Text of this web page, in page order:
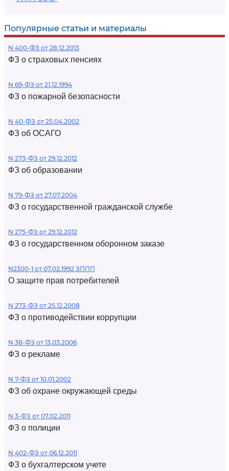
Популярные статьи и материалы
N 400-ФЗ от 28.12.2013
ФЗ о страховых пенсиях
N 69-ФЗ от 21.12.1994
ФЗ о пожарной безопасности
N 40-ФЗ от 25.04.2002
ФЗ об ОСАГО
N 273-ФЗ от 29.12.2012
ФЗ об образовании
N 79-ФЗ от 27.07.2004
ФЗ о государственной гражданской службе
N 275-ФЗ от 29.12.2012
ФЗ о государственном оборонном заказе
N2300-1 от 07.02.1992 ЗППП
О защите прав потребителей
N 273-ФЗ от 25.12.2008
ФЗ о противодействии коррупции
N 38-ФЗ от 13.03.2006
ФЗ о рекламе
N 7-ФЗ от 10.01.2002
ФЗ об охране окружающей среды
N 3-ФЗ от 07.02.2011
ФЗ о полиции
N 402-ФЗ от 06.12.2011
ФЗ о бухгалтерском учете